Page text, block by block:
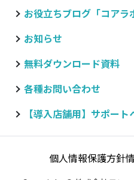
お役立ちブログ 「コアラ
お知らせ
無料ダウンロード資料
各種お問い合わせ
【導入店舗用】サポート
個人情報保護方針